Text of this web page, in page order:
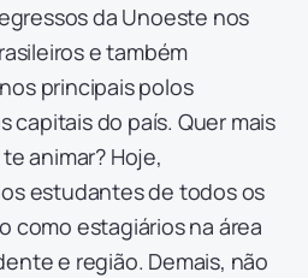
da Unoeste nos
e também
principais polos
capitais do país. Quer mais
animar? Hoje,
estudantes de todos os
como estagiários na área
e região. Demais, não